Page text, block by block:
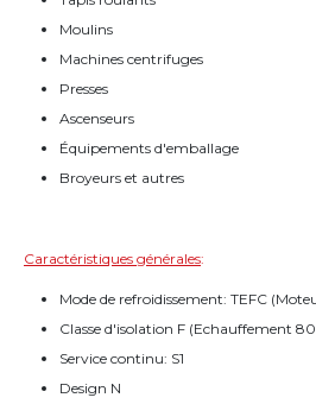
Moulins
Machines centrifuges
Presses
Ascenseurs
Équipements d'emballage
Broyeurs et autres
Caractéristiques générales:
Mode de refroidissement: TEFC
Classe d'isolation F (Echauffement
Service continu: S1
Design N